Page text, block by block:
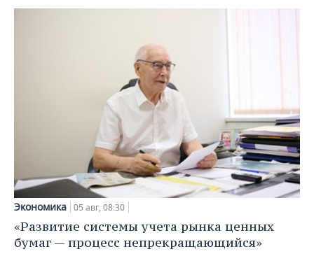
Экономика 05 авг, 08:30
«Развитие системы учета рынка ценных
бумаг — процесс непрекращающийся»